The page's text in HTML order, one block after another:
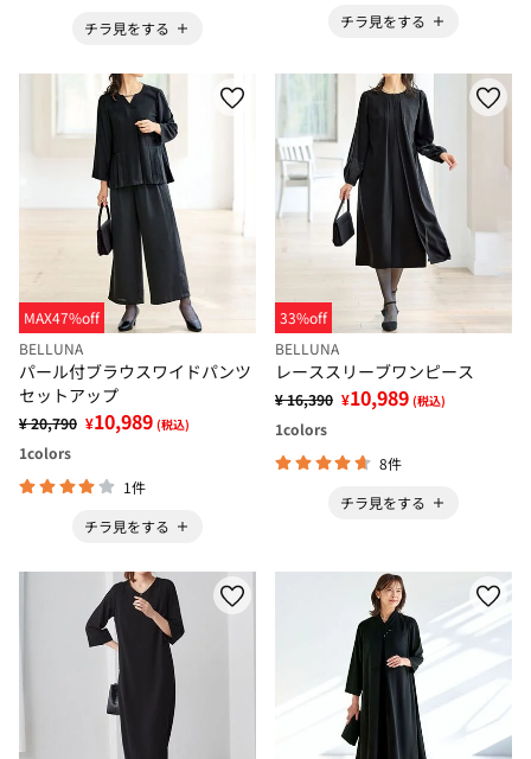
チラ見をする
チラ見をする
MAX47%off
BELLUNA
パール付ブラウスワイドパンツ
セットアップ
¥ 20,790 ¥10,989 (税込)
1colors
1件
チラ見をする
33%off
BELLUNA
レーススリーブワンピース
¥ 16,390 ¥10,989 (税込)
1colors
8件
チラ見をする